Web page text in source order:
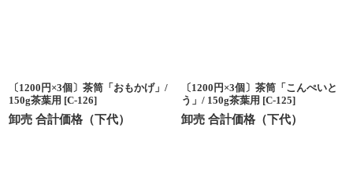
〔1200円×3個〕茶筒「おもかげ」/
150g茶葉用 [C-126]
卸売 合計価格（下代）
〔1200円×3個〕茶筒「こんぺいと
う」/ 150g茶葉用 [C-125]
卸売 合計価格（下代）